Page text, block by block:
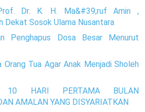
Dr. K. H. Ma&#39;ruf Amin ,
Dekat Sosok Ulama Nusantara
Penghapus Dosa Besar Menurut
Orang Tua Agar Anak Menjadi Sholeh
10 HARI PERTAMA BULAN
AMALAN YANG DISYARIATKAN